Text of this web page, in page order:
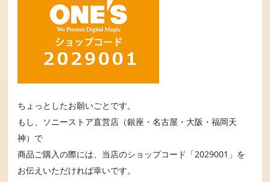
ちょっとしたお願いごとです。
もし、ソニーストア直営店（銀座・名古屋・大阪・福岡天
神）で
商品ご購入の際には、当店のショップコード「2029001」を
お伝えいただければ幸いです。